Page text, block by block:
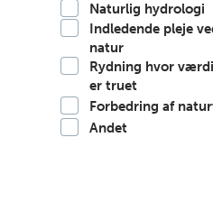
Naturlig hydrologi
Indledende pleje
natur
Rydning hvor
er truet
Forbedring af
Andet